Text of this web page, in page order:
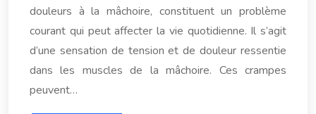
douleurs à la mâchoire, constituent un problème
courant qui peut affecter la vie quotidienne. Il s’agit
d’une sensation de tension et de douleur ressentie
dans les muscles de la mâchoire. Ces crampes
peuvent…